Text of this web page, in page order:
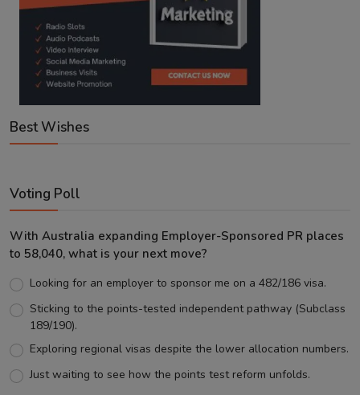
Best Wishes
Voting Poll
With Australia expanding Employer-Sponsored PR places
to 58,040, what is your next move?
Looking for an employer to sponsor me on a 482/186 visa.
Sticking to the points-tested independent pathway (Subclass
189/190).
Exploring regional visas despite the lower allocation numbers.
Just waiting to see how the points test reform unfolds.